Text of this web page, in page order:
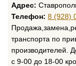
Адрес:
Телефон: 8 (928)
транспорта по
производителей.
с 9-00 до 18-00